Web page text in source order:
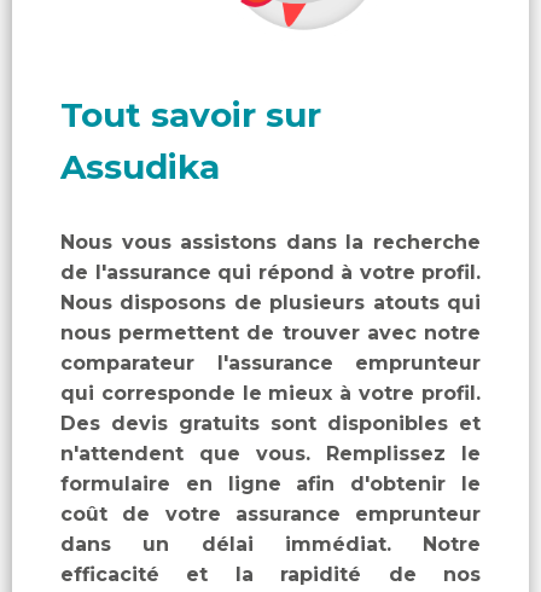
Tout savoir sur
Assudika
Nous vous assistons dans la recherche
de l'assurance qui répond à votre profil.
Nous disposons de plusieurs atouts qui
nous permettent de trouver avec notre
comparateur l'assurance emprunteur
qui corresponde le mieux à votre profil.
Des devis gratuits sont disponibles et
n'attendent que vous. Remplissez le
formulaire en ligne afin d'obtenir le
coût de votre assurance emprunteur
dans un délai immédiat. Notre
efficacité et la rapidité de nos